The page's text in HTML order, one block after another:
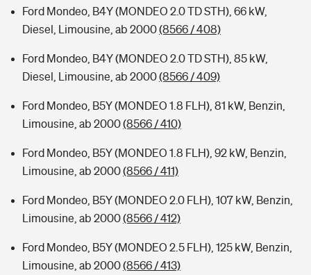
Ford Mondeo, B4Y (MONDEO 2.0 TD STH), 66 kW,
Diesel, Limousine, ab 2000(8566 / 408)
Ford Mondeo, B4Y (MONDEO 2.0 TD STH), 85 kW,
Diesel, Limousine, ab 2000(8566 / 409)
Ford Mondeo, B5Y (MONDEO 1.8 FLH), 81 kW, Benzin,
Limousine, ab 2000(8566 / 410)
Ford Mondeo, B5Y (MONDEO 1.8 FLH), 92 kW, Benzin,
Limousine, ab 2000(8566 / 411)
Ford Mondeo, B5Y (MONDEO 2.0 FLH), 107 kW, Benzin,
Limousine, ab 2000(8566 / 412)
Ford Mondeo, B5Y (MONDEO 2.5 FLH), 125 kW, Benzin,
Limousine, ab 2000(8566 / 413)